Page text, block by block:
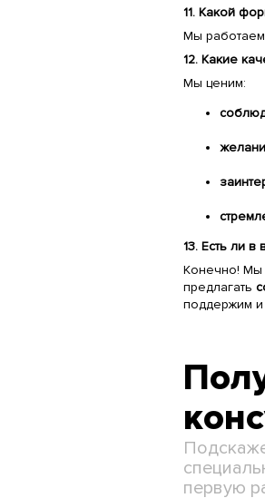
11. Какой
Мы
12. Какие
Мы ценим:
13. Есть ли
Конечно! Мы
предлагать
поддержим и
первую